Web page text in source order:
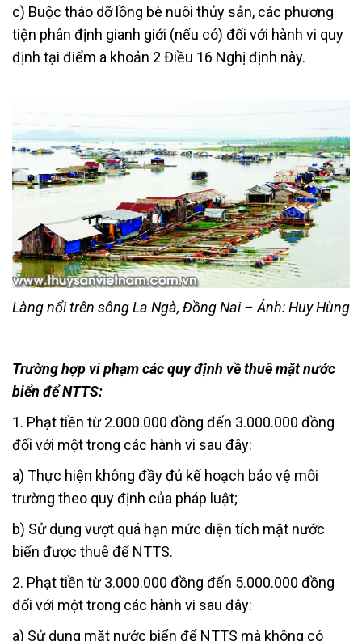
c) Buộc tháo dỡ lồng bè nuôi thủy sản, các phương
tiện phân định gianh giới (nếu có) đối với hành vi quy
định tại điểm a khoản 2 Điều 16 Nghị định này.
Làng nổi trên sông La Ngà, Đồng Nai – Ảnh: Huy Hùng
Trường hợp vi phạm các quy định về thuê mặt nước
biển để NTTS:
1. Phạt tiền từ 2.000.000 đồng đến 3.000.000 đồng
đối với một trong các hành vi sau đây:
a) Thực hiện không đầy đủ kế hoạch bảo vệ môi
trường theo quy định của pháp luật;
b) Sử dụng vượt quá hạn mức diện tích mặt nước
biển được thuê để NTTS.
2. Phạt tiền từ 3.000.000 đồng đến 5.000.000 đồng
đối với một trong các hành vi sau đây:
a) Sử dụng mặt nước biển để NTTS mà không có